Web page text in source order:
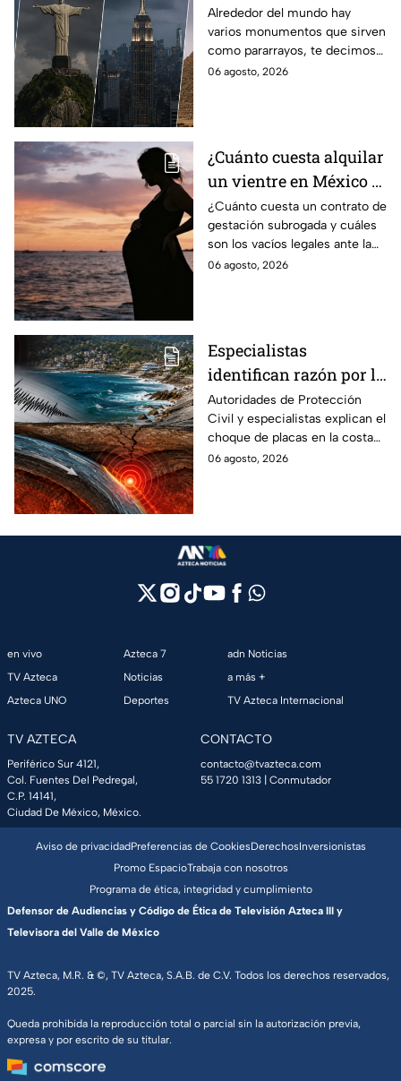
famosos del mundo que
también funcionan
como pararrayos
Alrededor del mundo hay
varios monumentos que sirven
como pararrayos, te decimos
los cuatro más icónicos y
06 agosto, 2026
¿Cuánto cuesta alquilar
un vientre en México y
en qué estados se
permite la gestación
subrogada?
¿Cuánto cuesta un contrato de
gestación subrogada y cuáles
son los vacíos legales ante la
falta de una ley federal que
06 agosto, 2026
Especialistas
identifican razón por la
que tiembla tanto en
Guerrero
Autoridades de Protección
Civil y especialistas explican el
choque de placas en la costa
de Guerrero; ¿cuál es el sismo
06 agosto, 2026
en vivo
TV Azteca
Azteca UNO
Azteca 7
Noticias
Deportes
adn Noticias
a más +
TV Azteca Internacional
TV AZTECA
Periférico Sur 4121,
Col. Fuentes Del Pedregal,
C.P. 14141,
Ciudad De México, México.
CONTACTO
contacto@tvazteca.com
55 1720 1313 | Conmutador
TV Azteca, M.R. & ©, TV Azteca, S.A.B. de C.V. Todos los derechos reservados,
2025.
Queda prohibida la reproducción total o parcial sin la autorización previa,
expresa y por escrito de su titular.
Aviso de privacidadPreferencias de CookiesDerechosInversionistas
Promo EspacioTrabaja con nosotros
Programa de ética, integridad y cumplimiento
Defensor de Audiencias y Código de Ética de Televisión Azteca III y
Televisora del Valle de México